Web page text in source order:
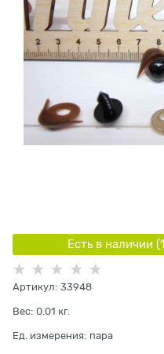
Есть в наличии (1
Артикул: 33948
Вес: 0.01 кг.
Ед. измерения: пара